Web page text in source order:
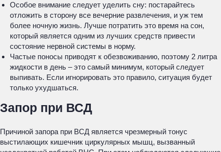
Особое внимание следует уделить сну: постарайтесь
отложить в сторону все вечерние развлечения, и уж тем
более ночную жизнь. Лучше потратить это время на сон,
который является одним из лучших средств привести
состояние нервной системы в норму.
Частые поносы приводят к обезвоживанию, поэтому 2 литра
жидкости в день – это самый минимум, который следует
выпивать. Если игнорировать это правило, ситуация будет
только ухудшаться.
Запор при ВСД
Причиной запора при ВСД является чрезмерный тонус
выстилающих кишечник циркулярных мышц, вызванный